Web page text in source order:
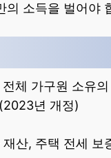
의 소득을 벌어야
체 가구원 소유
년 개정)
산, 주택 전세 보